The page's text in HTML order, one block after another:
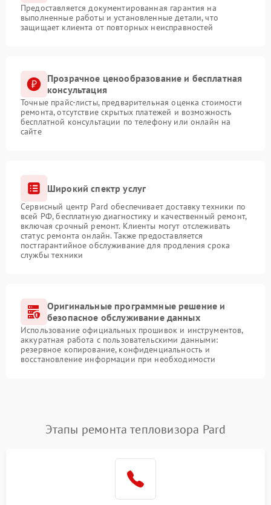
Предоставляется документированная гарантия на
выполненные работы и установленные детали, что
защищает клиента от повторных неисправностей
Прозрачное ценообразование и бесплатная
консультация
Точные прайс-листы, предварительная оценка стоимости
ремонта, отсутствие скрытых платежей и возможность
бесплатной консультации по телефону или онлайн на
сайте
Широкий спектр услуг
Сервисный центр Pard обеспечивает доставку техники по
всей РФ, бесплатную диагностику и качественный ремонт,
включая срочный ремонт. Клиенты могут отслеживать
статус ремонта онлайн. Также предоставляется
постгарантийное обслуживание для продления срока
службы техники
Оригинальные программные решение и
безопасное обслуживание данных
Использование официальных прошивок и инструментов,
аккуратная работа с пользовательскими данными:
резервное копирование, конфиденциальность и
восстановление информации при необходимости
Этапы ремонта тепловизора Pard